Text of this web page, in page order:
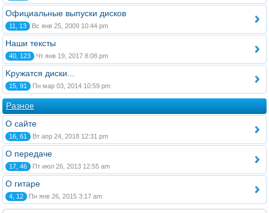
Официальные выпуски дисков
11, 13 Вс янв 25, 2009 10:44 pm
Наши тексты
40, 123 Чт янв 19, 2017 8:08 pm
Kружатся диски...
15, 91 Пн мар 03, 2014 10:59 pm
Разное
О сайте
16, 61 Вт апр 24, 2018 12:31 pm
О передаче
17, 46 Пт июл 26, 2013 12:55 am
О гитаре
4, 12 Пн янв 26, 2015 3:17 am